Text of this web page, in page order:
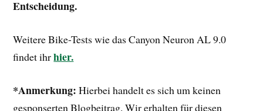
Entscheidung.
Weitere Bike-Tests wie das Canyon Neuron AL 9.0
findet ihrhier.
*Anmerkung: Hierbei handelt es sich um keinen
gesponserten Blogbeitrag. Wir erhalten für diesen